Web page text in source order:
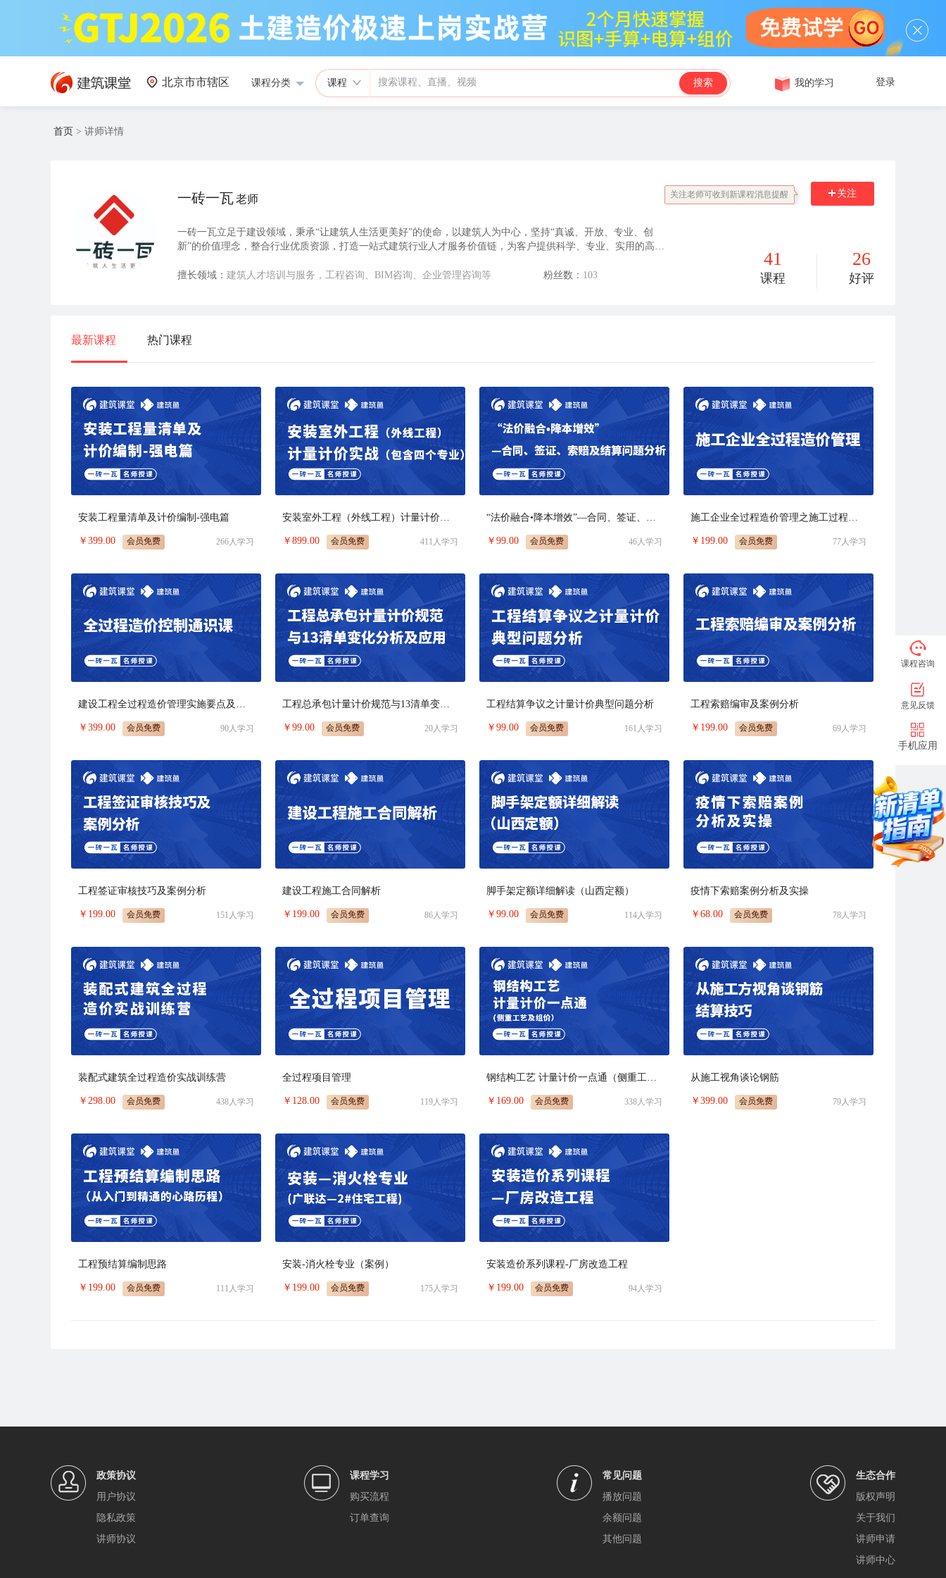
北京市市辖区 课程分类 课程 搜索 我的学习 登录
首页 > 讲师详情
一砖一瓦老师
一砖一瓦立足于建设领域，秉承“让建筑人生活更美好”的使命，以建筑人为中心，坚持“真诚、开放、专业、创
新”的价值理念，整合行业优质资源，打造一站式建筑行业人才服务价值链，为客户提供科学、专业、实用的高品
分子公司及加盟公司，300余名员工，200余名专职授课讲师为客户提供专业服务，业务覆盖建筑职业技能教育、
擅长领域： 建筑人才培训与服务，工程咨询、BIM咨询、企业管理咨询等 粉丝数： 103
41
课程
26
好评
关注老师可收到新课程消息提醒 关注
最新课程 热门课程
安装工程量清单及计价编制-强电篇
￥ 399.00 会员免费 266人学习
安装室外工程（外线工程）计量计价实战
￥ 899.00 会员免费 411 人学习
“法价融合•降本增效”—合同、签证、索赔及结算问题分析
￥ 99.00 会员免费 46人学习
施工企业全过程造价管理之施工过程管控要点分析
￥ 199.00 会员免费 77人学习
建设工程全过程造价管理实施要点及应用
￥ 399.00 会员免费 90人学习
工程总承包计量计价规范与13清单变化分析及应用
￥ 99.00 会员免费 20人学习
工程结算争议之计量计价典型问题分析
￥ 99.00 会员免费 161 人学习
工程索赔编审及案例分析
￥ 199.00 会员免费 69人学习
工程签证审核技巧及案例分析
￥ 199.00 会员免费 151 人学习
建设工程施工合同解析
￥ 199.00 会员免费 86人学习
脚手架定额详细解读（山西定额）
￥ 99.00 会员免费 114人学习
疫情下索赔案例分析及实操
￥ 68.00 会员免费 78人学习
装配式建筑全过程造价实战训练营
￥ 298.00 会员免费 438人学习
全过程项目管理
￥ 128.00 会员免费 119人学习
钢结构工艺 计量计价一点通（侧重工艺及组价）
￥ 169.00 会员免费 338人学习
从施工视角谈论钢筋
￥ 399.00 会员免费 79人学习
工程预结算编制思路
￥ 199.00 会员免费 111 人学习
安装-消火栓专业（案例）
￥ 199.00 会员免费 175人学习
安装造价系列课程-厂房改造工程
￥ 199.00 会员免费 94人学习
政策协议
用户协议
隐私政策
讲师协议
课程学习
购买流程
订单查询
常见问题
播放问题
余额问题
其他问题
生态合作
版权声明
关于我们
讲师申请
讲师中心
课程咨询
意见反馈
手机应用